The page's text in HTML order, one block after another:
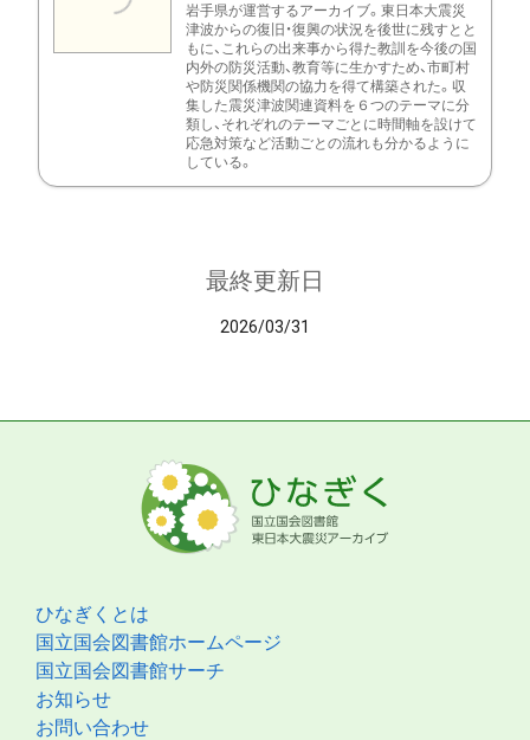
岩手県が運営するアーカイブ。東日本大震災
津波からの復旧・復興の状況を後世に残すとと
もに、これらの出来事から得た教訓を今後の国
内外の防災活動、教育等に生かすため、市町村
や防災関係機関の協力を得て構築された。収
集した震災津波関連資料を６つのテーマに分
類し、それぞれのテーマごとに時間軸を設けて
応急対策など活動ごとの流れも分かるように
している。
最終更新日
2026/03/31
ひなぎくとは
国立国会図書館ホームページ
国立国会図書館サーチ
お知らせ
お問い合わせ